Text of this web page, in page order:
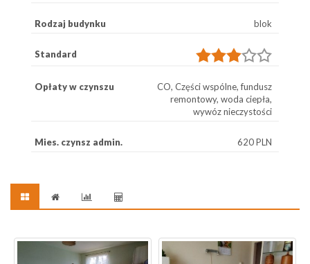
Rodzaj budynku blok
Standard
Opłaty w czynszu
CO, Części wspólne, fundusz
remontowy, woda ciepła,
wywóz nieczystości
Mies. czynsz admin. 620 PLN